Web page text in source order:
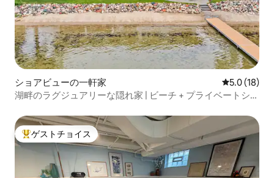
ショアビューの一軒家 レビュー18
5.0 (18)
湖畔のラグジュアリーな隠れ家 | ビーチ + プライベートシェ
大好評のゲストチョイスです。
ゲストチョイス